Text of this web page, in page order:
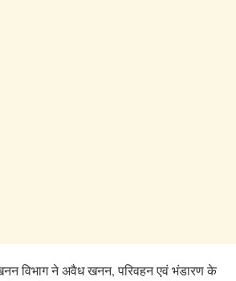
विभाग ने अवैध खनन, परिवहन एवं भंडारण के